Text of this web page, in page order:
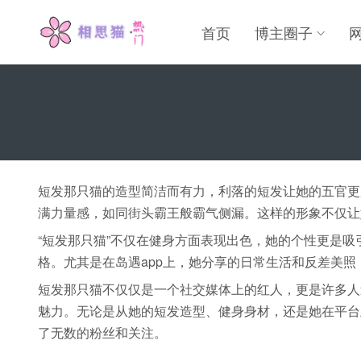
首页 博主圈子
短发那只猫的造型简洁而有力，利落的短发让她的五官
满力量感，如同街头霸王般霸气侧漏。这样的形象不仅
“短发那只猫”不仅在健身方面表现出色，她的个性更是
格。尤其是在岛遇app上，她分享的日常生活和反差美
短发那只猫不仅仅是一个社交媒体上的红人，更是许多
魅力。无论是从她的短发造型、健身身材，还是她在平
了无数的粉丝和关注。